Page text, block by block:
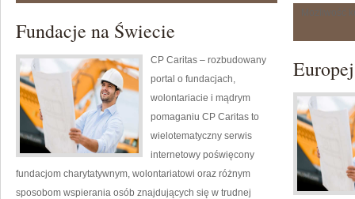
Fundacje na Świecie
CP Caritas – rozbudowany
portal o fundacjach,
wolontariacie i mądrym
pomaganiu CP Caritas to
wielotematyczny serwis
internetowy poświęcony
fundacjom charytatywnym, wolontariatowi oraz różnym
sposobom wspierania osób znajdujących się w trudnej